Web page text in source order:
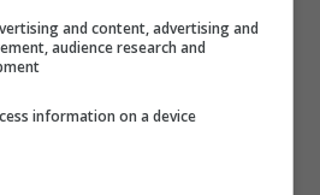
ПОДПИСЧИКОВ TELEGRAPH
ЧЕМ В ПЕЧАТНОЙ ВЕРСИИ
and content, advertising and
audience research and
information on a device